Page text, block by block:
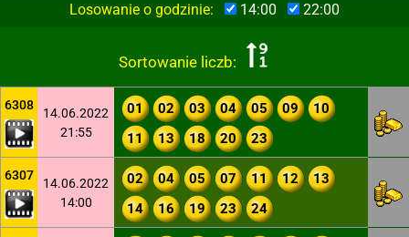
Losowanie o godzinie: 14:00 22:00
Sortowanie liczb:
6308
14.06.2022
21:55
01 02 03 04 05 09
10
11
13 18 20 23
6307
14.06.2022
14:00
02 04 05 07 11 12
13
14
16 19 23 24